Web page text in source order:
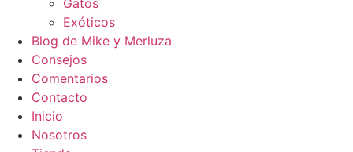
Gatos
Exóticos
Blog de Mike y Merluza
Consejos
Comentarios
Contacto
Inicio
Nosotros